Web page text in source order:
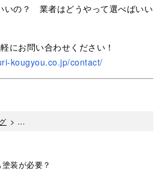
の？ 業者はどうやって選べばいい
お問い合わせください！
kougyou.co.jp/contact/
> 外壁塗装の必要性と放置することの被害
装が必要？